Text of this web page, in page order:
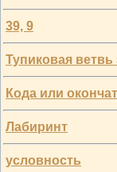
39, 9
Тупиковая
Кода или
Лабиринт
условность